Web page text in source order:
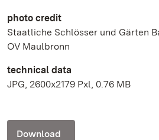
photo credit
Staatliche Schlösser und Gärten
OV Maulbronn
technical data
JPG, 2600x2179 Pxl, 0.76 MB
Download